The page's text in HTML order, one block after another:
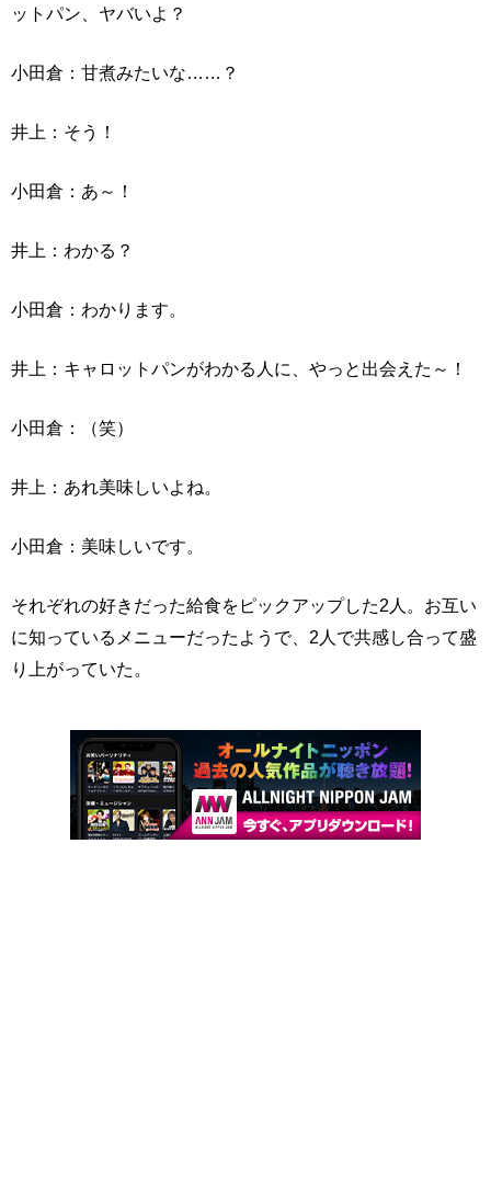
ットパン、ヤバいよ？
小田倉：甘煮みたいな……？
井上：そう！
小田倉：あ～！
井上：わかる？
小田倉：わかります。
井上：キャロットパンがわかる人に、やっと出会えた～！
小田倉：（笑）
井上：あれ美味しいよね。
小田倉：美味しいです。
それぞれの好きだった給食をピックアップした2人。お互い
に知っているメニューだったようで、2人で共感し合って盛
り上がっていた。